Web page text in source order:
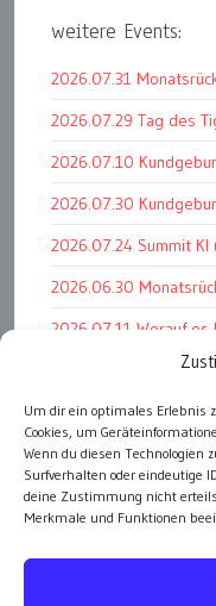
Um dir ein optimales Erlebnis
Cookies, um
Wenn du diesen Technologien
Surfverhalten oder eindeutige
deine Zustimmung nicht
Merkmale und Funktionen
weitere Events:
2026.07.31
2026.07.29 Tag des
2026.07.10
2026.07.30
2026.07.24 Summit KI
2026.06.30
2026.07.11 Worauf
2026.07.01
2026.07.07 Open
2026.06.26 PK